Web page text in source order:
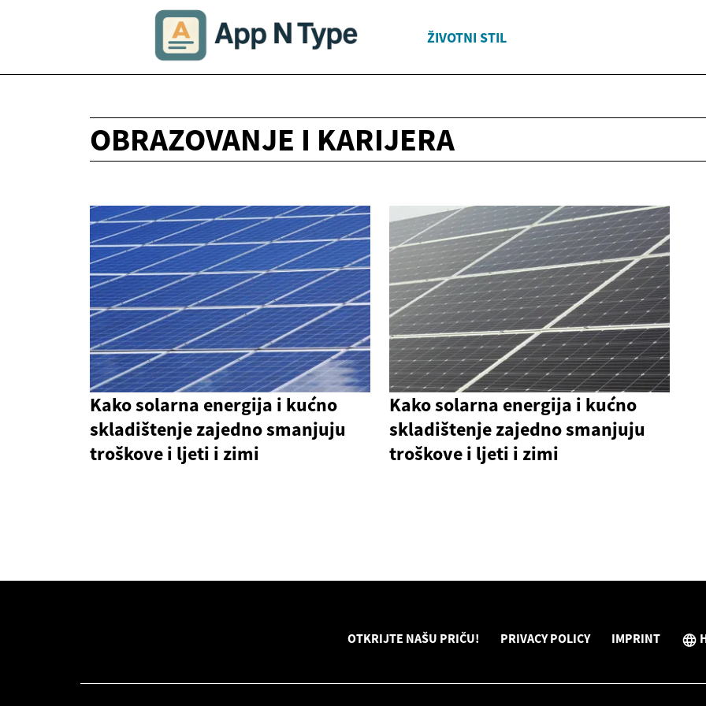
ŽIVOTNI STIL
OBRAZOVANJE I KARIJERA
Kako solarna energija i kućno
skladištenje zajedno smanjuju
troškove i ljeti i zimi
Kako solarna energija i kućno
skladištenje zajedno smanjuju
troškove i ljeti i zimi
OTKRIJTE NAŠU PRIČU! PRIVACY POLICY IMPRINT